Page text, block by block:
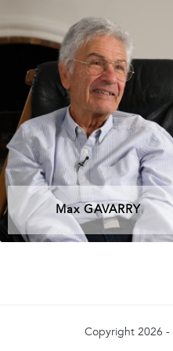
Max GAVARRY
Copyright 2026 -